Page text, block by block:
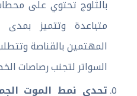
بالثلوج تحتوي على
متباعدة وتتميز
المهتمين بالقناصة
السواتر لتجنب رصاصات
تحدي نمط الموت